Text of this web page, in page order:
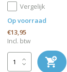
Vergelijk
Op voorraad
€13,95
Incl. btw